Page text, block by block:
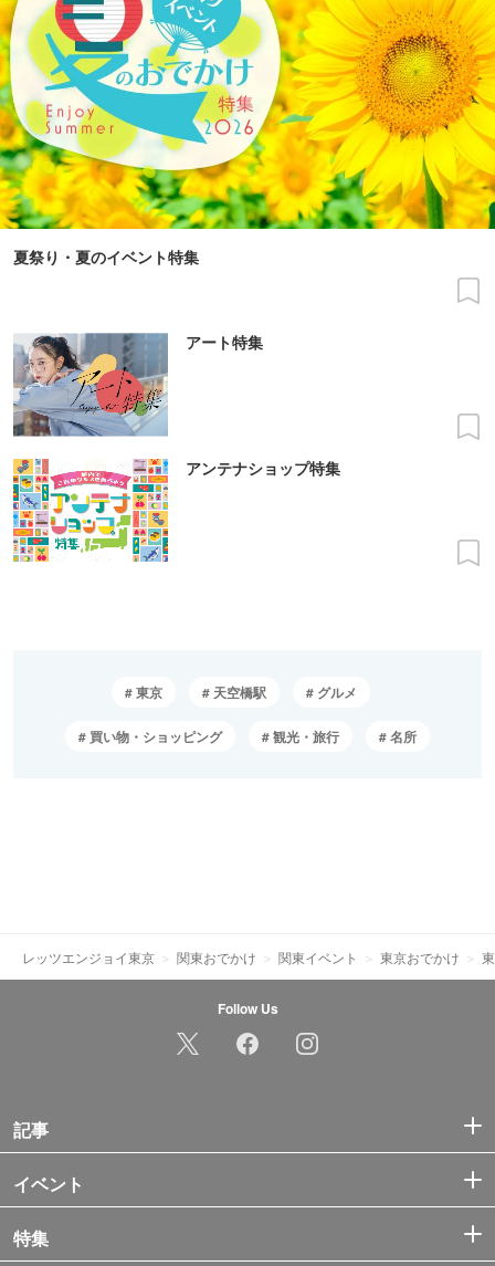
夏祭り・夏のイベント特集
アート特集
アンテナショップ特集
東京 天空橋駅 グルメ
買い物・ショッピング 観光・旅行 名所
レッツエンジョイ東京 関東おでかけ 関東イベント 東京おでかけ
Follow Us
記事
イベント
特集